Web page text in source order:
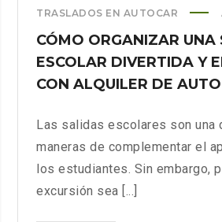
TRASLADOS EN AUTOCAR
CÓMO ORGANIZAR UNA
ESCOLAR DIVERTIDA Y
CON ALQUILER DE
Las salidas escolares son una
maneras de complementar el
los estudiantes. Sin embargo,
excursión sea [...]